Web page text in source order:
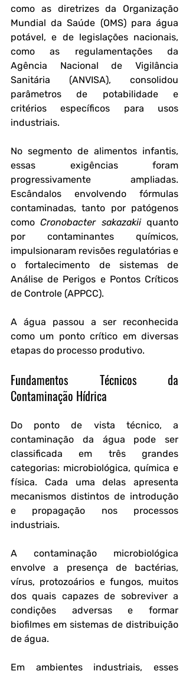
como as diretrizes da Organização
Mundial da Saúde (OMS) para água
potável, e de legislações nacionais,
como as regulamentações da
Agência Nacional de Vigilância
Sanitária (ANVISA), consolidou
parâmetros de potabilidade e
critérios específicos para usos
industriais.
No segmento de alimentos infantis,
essas exigências foram
progressivamente ampliadas.
Escândalos envolvendo fórmulas
contaminadas, tanto por patógenos
como Cronobacter sakazakii quanto
por contaminantes químicos,
impulsionaram revisões regulatórias e
o fortalecimento de sistemas de
Análise de Perigos e Pontos Críticos
de Controle (APPCC).
A água passou a ser reconhecida
como um ponto crítico em diversas
etapas do processo produtivo.
Fundamentos Técnicos da
Contaminação Hídrica
Do ponto de vista técnico, a
contaminação da água pode ser
classificada em três grandes
categorias: microbiológica, química e
física. Cada uma delas apresenta
mecanismos distintos de introdução
e propagação nos processos
industriais.
A contaminação microbiológica
envolve a presença de bactérias,
vírus, protozoários e fungos, muitos
dos quais capazes de sobreviver a
condições adversas e formar
biofilmes em sistemas de distribuição
de água.
Em ambientes industriais, esses